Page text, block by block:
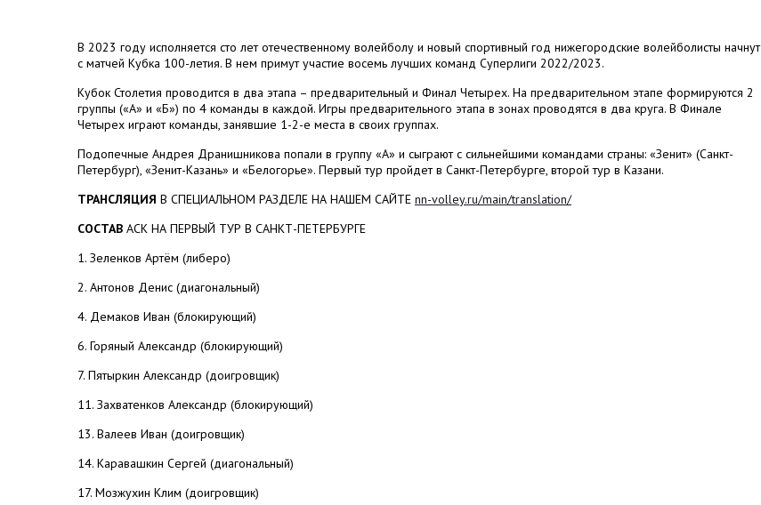
В 2023 году исполняется сто лет отечественному волейболу и новый спортивный год нижегородские волейболисты начнут
с матчей Кубка 100-летия. В нем примут участие восемь лучших команд Суперлиги 2022/2023.
Кубок Столетия проводится в два этапа – предварительный и Финал Четырех. На предварительном этапе формируются 2
группы («А» и «Б») по 4 команды в каждой. Игры предварительного этапа в зонах проводятся в два круга. В Финале
Четырех играют команды, занявшие 1-2-е места в своих группах.
Подопечные Андрея Дранишникова попали в группу «А» и сыграют с сильнейшими командами страны: «Зенит» (Санкт-
Петербург), «Зенит-Казань» и «Белогорье». Первый тур пройдет в Санкт-Петербурге, второй тур в Казани.
ТРАНСЛЯЦИЯ В СПЕЦИАЛЬНОМ РАЗДЕЛЕ НА НАШЕМ САЙТЕ nn-volley.ru/main/translation/
СОСТАВ АСК НА ПЕРВЫЙ ТУР В САНКТ-ПЕТЕРБУРГЕ
1. Зеленков Артём (либеро)
2. Антонов Денис (диагональный)
4. Демаков Иван (блокирующий)
6. Горяный Александр (блокирующий)
7. Пятыркин Александр (доигровщик)
11. Захватенков Александр (блокирующий)
13. Валеев Иван (доигровщик)
14. Каравашкин Сергей (диагональный)
17. Мозжухин Клим (доигровщик)